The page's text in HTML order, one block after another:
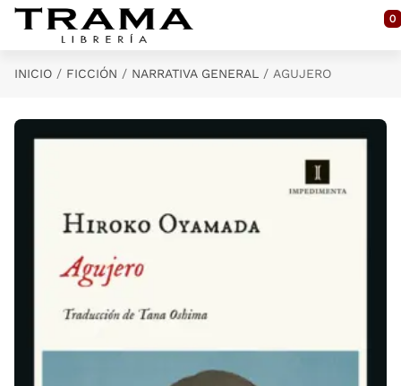
Saltar al contenido principal
0
INICIO FICCIÓN NARRATIVA GENERAL AGUJERO